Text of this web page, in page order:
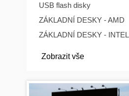
USB flash disky
ZÁKLADNÍ DESKY - AMD
ZÁKLADNÍ DESKY - INTEL
Zobrazit vše